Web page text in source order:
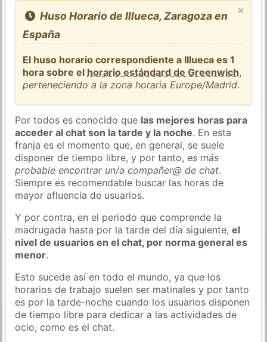
×
Huso Horario de Illueca, Zaragoza en
España
El huso horario correspondiente a Illueca es 1
hora sobre el horario estándard de Greenwich,
perteneciendo a la zona horaria Europe/Madrid.
Por todos es conocido que las mejores horas para
acceder al chat son la tarde y la noche. En esta
franja es el momento que, en general, se suele
disponer de tiempo libre, y por tanto,es más
probable encontrar un/a compañer@ de chat.
Siempre es recomendable buscar las horas de
mayor afluencia de usuarios.
Y por contra, en el periodo que comprende la
madrugada hasta por la tarde del día siguiente,el
nivel de usuarios en el chat, por norma general es
menor.
Esto sucede así en todo el mundo, ya que los
horarios de trabajo suelen ser matinales y por tanto
es por la tarde-noche cuando los usuarios disponen
de tiempo libre para dedicar a las actividades de
ocio, como es el chat.